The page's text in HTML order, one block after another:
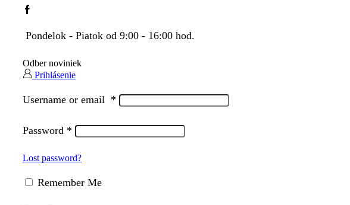
Facebook
Pondelok - Piatok od 9:00 - 16:00 hod.
Odber noviniek
Prihlásenie
Username or email *
Password *
Lost password?
Remember Me